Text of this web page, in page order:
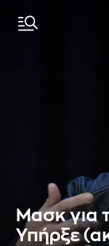
Μασκ για
Υπήρξε